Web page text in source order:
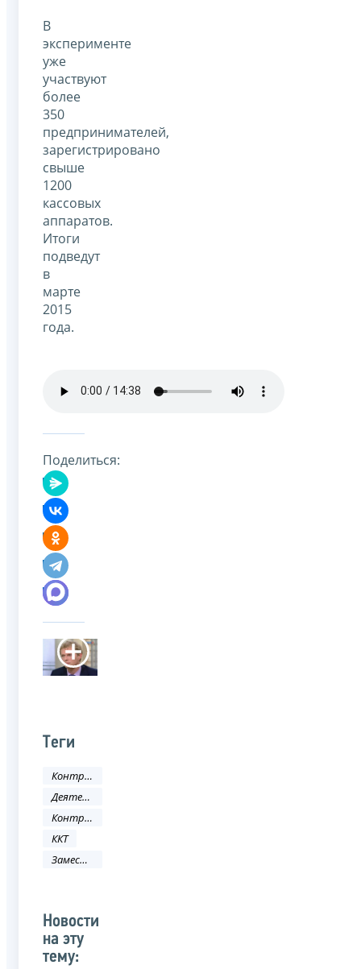
В
эксперименте
уже
участвуют
более
350
предпринимателей,
зарегистрировано
свыше
1200
кассовых
аппаратов.
Итоги
подведут
в
марте
2015
года.
Поделиться:
Теги
Контрольная работа
Деятельность ФНС
Контрольно-кассовая техника
ККТ
Заместитель руководителя ФНС России
Новости
на эту
тему: